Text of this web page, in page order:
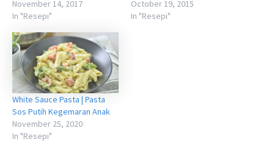
November 14, 2017
In "Resepi"
October 19, 2015
In "Resepi"
White Sauce Pasta | Pasta
Sos Putih Kegemaran Anak
November 25, 2020
In "Resepi"